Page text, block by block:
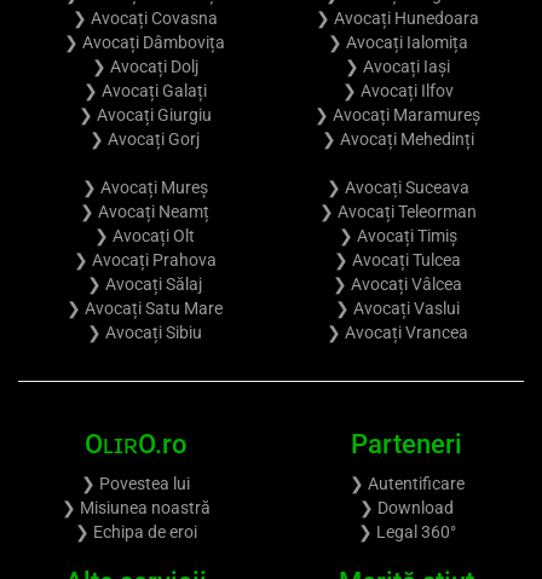
❯ Avocați Covasna
❯ Avocați Dâmbovița
❯ Avocați Dolj
❯ Avocați Galați
❯ Avocați Giurgiu
❯ Avocați Gorj
❯ Avocați Hunedoara
❯ Avocați Ialomița
❯ Avocați Iași
❯ Avocați Ilfov
❯ Avocați Maramureș
❯ Avocați Mehedinți
❯ Avocați Mureș
❯ Avocați Neamț
❯ Avocați Olt
❯ Avocați Prahova
❯ Avocați Sălaj
❯ Avocați Satu Mare
❯ Avocați Sibiu
❯ Avocați Suceava
❯ Avocați Teleorman
❯ Avocați Timiș
❯ Avocați Tulcea
❯ Avocați Vâlcea
❯ Avocați Vaslui
❯ Avocați Vrancea
OʟɪʀO.ro
❯ Povestea lui
❯ Misiunea noastră
❯ Echipa de eroi
Parteneri
❯ Autentificare
❯ Download
❯ Legal 360°